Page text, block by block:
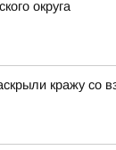
округа
кражу со